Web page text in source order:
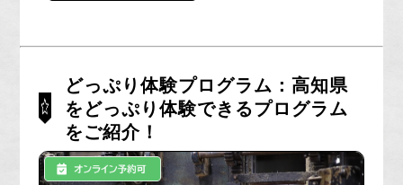
どっぷり体験プログラム：高知県
をどっぷり体験できるプログラム
をご紹介！